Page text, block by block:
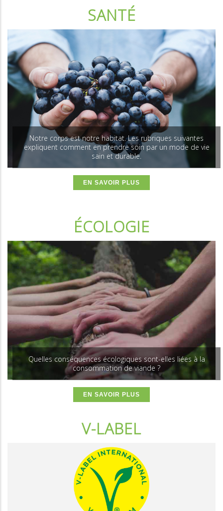
SANTÉ
Notre corps est notre habitat. Les rubriques suivantes
expliquent comment en prendre soin par un mode de vie
sain et durable.
EN SAVOIR PLUS
ÉCOLOGIE
Quelles conséquences écologiques sont-elles liées à la
consommation de viande ?
EN SAVOIR PLUS
V-LABEL